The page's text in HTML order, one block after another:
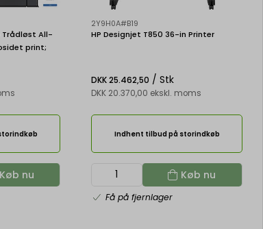
Trådløst All-
print;
Køb nu
2Y9H0A#B19
HP Designjet T850 36-in Printer
DKK 25.462,50 / Stk
DKK 20.370,00 ekskl. moms
Indhent tilbud på storindkøb
Køb nu
Få på fjernlager